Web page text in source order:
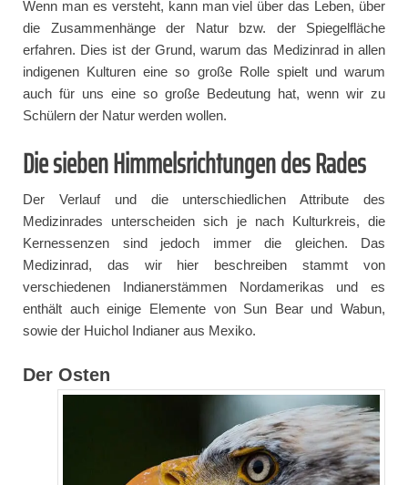
Wenn man es versteht, kann man viel über das Leben, über
die Zusammenhänge der Natur bzw. der Spiegelfläche
erfahren. Dies ist der Grund, warum das Medizinrad in allen
indigenen Kulturen eine so große Rolle spielt und warum
auch für uns eine so große Bedeutung hat, wenn wir zu
Schülern der Natur werden wollen.
Die sieben Himmelsrichtungen des Rades
Der Verlauf und die unterschiedlichen Attribute des
Medizinrades unterscheiden sich je nach Kulturkreis, die
Kernessenzen sind jedoch immer die gleichen. Das
Medizinrad, das wir hier beschreiben stammt von
verschiedenen Indianerstämmen Nordamerikas und es
enthält auch einige Elemente von Sun Bear und Wabun,
sowie der Huichol Indianer aus Mexiko.
Der Osten